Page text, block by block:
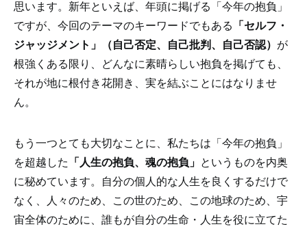
思います。新年といえば、年頭に掲げる「今年の抱負」
ですが、今回のテーマのキーワードでもある
「セルフ・
ジャッジメント」（自己否定、自己批判、自己否認） が
根強くある限り、どんなに素晴らしい抱負を掲げても、
それが地に根付き花開き、実を結ぶことにはなりませ
ん。
もう一つとても大切なことに、私たちは「今年の抱負」
を超越した
「人生の抱負、魂の抱負」 というものを内奥
に秘めています。自分の個人的な人生を良くするだけで
なく、人々のため、この世のため、この地球のため、宇
宙全体のために、誰もが自分の生命・人生を役に立てた